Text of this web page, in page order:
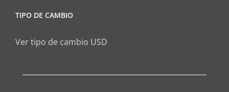
TIPO DE CAMBIO
Ver tipo de cambio USD